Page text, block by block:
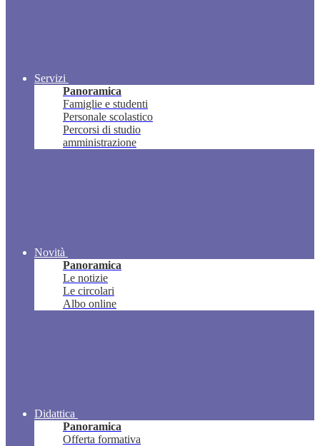
Servizi
Panoramica
Famiglie e studenti
Personale scolastico
Percorsi di studio
amministrazione
Novità
Panoramica
Le notizie
Le circolari
Albo online
Didattica
Panoramica
Offerta formativa